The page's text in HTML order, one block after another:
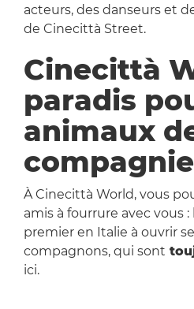
acteurs, des danseurs et
de Cinecittà Street.
Cinecittà
paradis
animaux
compagnie
À Cinecittà World, vous
amis à fourrure avec vous :
premier en Italie à ouvrir
compagnons, qui sont
ici.